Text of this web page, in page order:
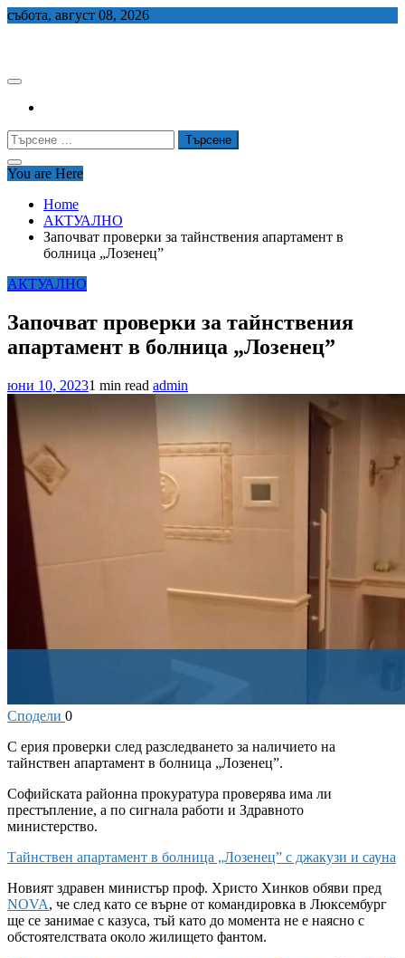
Skip
събота, август 08, 2026
Търсене
за:
You are Here
Home
АКТУАЛНО
Започват проверки за тайнствения апартамент в
болница „Лозенец”
АКТУАЛНО
Започват проверки за тайнствения
апартамент в болница „Лозенец”
юни 10, 20231 min read admin
Сподели 0
С ерия проверки след разследването за наличието на
тайнствен апартамент в болница „Лозенец”.
Софийската районна прокуратура проверява има ли
престъпление, а по сигнала работи и Здравното
министерство.
Тайнствен апартамент в болница „Лозенец” с джакузи и сауна
Новият здравен министър проф. Христо Хинков обяви пред
NOVA, че след като се върне от командировка в Люксембург
ще се занимае с казуса, тъй като до момента не е наясно с
обстоятелствата около жилището фантом.